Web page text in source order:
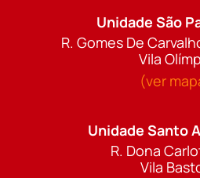
Unidade São
R. Gomes De
Vila
(ver
Unidade Santo
R. Dona
Vila